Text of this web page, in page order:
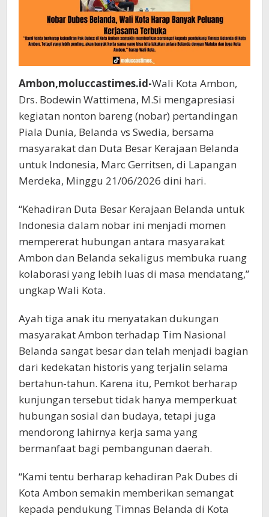
Ambon,moluccastimes.id-Wali Kota Ambon,
Drs. Bodewin Wattimena, M.Si mengapresiasi
kegiatan nonton bareng (nobar) pertandingan
Piala Dunia, Belanda vs Swedia, bersama
masyarakat dan Duta Besar Kerajaan Belanda
untuk Indonesia, Marc Gerritsen, di Lapangan
Merdeka, Minggu 21/06/2026 dini hari.
“Kehadiran Duta Besar Kerajaan Belanda untuk
Indonesia dalam nobar ini menjadi momen
mempererat hubungan antara masyarakat
Ambon dan Belanda sekaligus membuka ruang
kolaborasi yang lebih luas di masa mendatang,”
ungkap Wali Kota.
Ayah tiga anak itu menyatakan dukungan
masyarakat Ambon terhadap Tim Nasional
Belanda sangat besar dan telah menjadi bagian
dari kedekatan historis yang terjalin selama
bertahun-tahun. Karena itu, Pemkot berharap
kunjungan tersebut tidak hanya memperkuat
hubungan sosial dan budaya, tetapi juga
mendorong lahirnya kerja sama yang
bermanfaat bagi pembangunan daerah.
“Kami tentu berharap kehadiran Pak Dubes di
Kota Ambon semakin memberikan semangat
kepada pendukung Timnas Belanda di Kota